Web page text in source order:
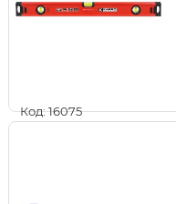
Код: 16075